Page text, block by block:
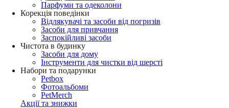
Парфуми та одеколони
Корекція поведінки
Відлякувачі та засоби від погризів
Засоби для привчання
Заспокійливі засоби
Чистота в будинку
Засоби для дому
Інструменти для чистки від шерсті
Набори та подарунки
Petbox
Фотоальбоми
PetMerch
Акції та знижки